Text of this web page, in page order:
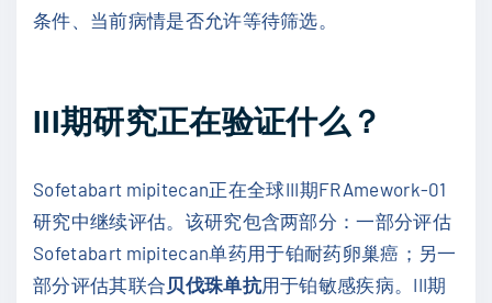
条件、当前病情是否允许等待筛选。
III期研究正在验证什么？
Sofetabart mipitecan正在全球III期FRAmework-01
研究中继续评估。该研究包含两部分：一部分评估
Sofetabart mipitecan单药用于铂耐药卵巢癌；另一
部分评估其联合 贝伐珠单抗用于铂敏感疾病。III期